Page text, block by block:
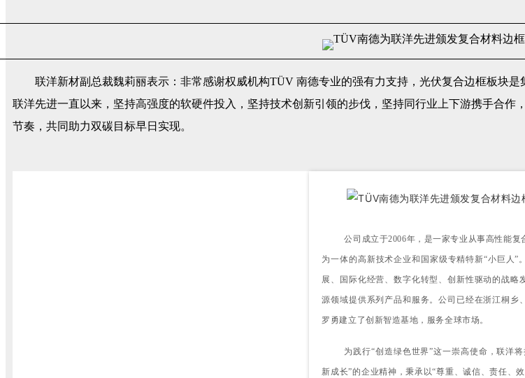
联洋新材副总裁魏莉丽表示：非常感谢权威机构TÜV 南德专业的强有力支持，光伏复合边框板块
联洋先进一直以来，坚持高强度的软硬件投入，坚持技术创新引领的步伐，坚持同行业上下游携手合
节奏，共同助力双碳目标早日实现。
公司成立于2006年，是一家专业从事高性能复
为一体的高新技术企业和国家级专精特新“小巨人”
展、国际化经营、数字化转型、创新性驱动的战略
源领域提供系列产品和服务。公司已经在浙江桐乡
罗勇建立了创新智造基地，服务全球市场。
为践行“创造绿色世界”这一崇高使命，联洋
新成长”的企业精神，秉承以“尊重、诚信、责任、